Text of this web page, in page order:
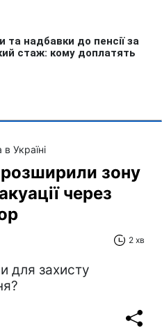
в Україні
зону
через
2 хв
для захисту